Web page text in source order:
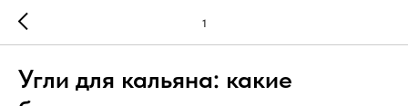
1
Угли для кальяна: какие